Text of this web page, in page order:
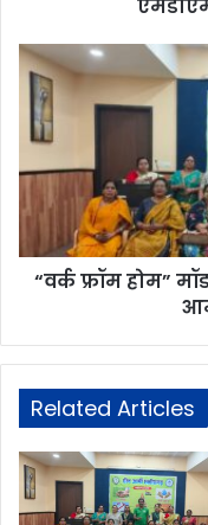
“वर्क फ्रॉम होम”
Related Articles